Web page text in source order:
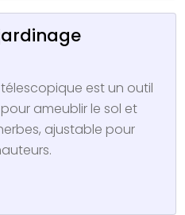
est un outil
ameublir le sol et
ajustable pour